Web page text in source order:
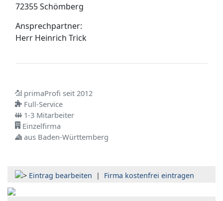
72355 Schömberg
Ansprechpartner:
Herr Heinrich Trick
primaProfi seit 2012
Full-Service
1-3 Mitarbeiter
Einzelfirma
aus Baden-Württemberg
Eintrag bearbeiten | Firma kostenfrei eintragen